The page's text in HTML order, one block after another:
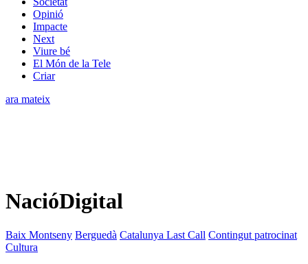
Opinió
Impacte
Next
Viure bé
El Món de la Tele
Criar
ara mateix
NacióDigital
Baix Montseny Berguedà Catalunya Last Call Contingut patrocinat
Cultura